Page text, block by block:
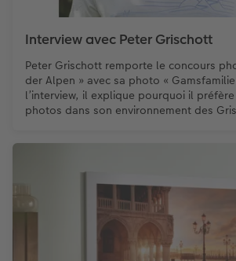
Interview avec Peter Grischott
Peter Grischott remporte le concours
der Alpen » avec sa photo «
l’interview, il explique pourquoi il
photos dans son environnement des